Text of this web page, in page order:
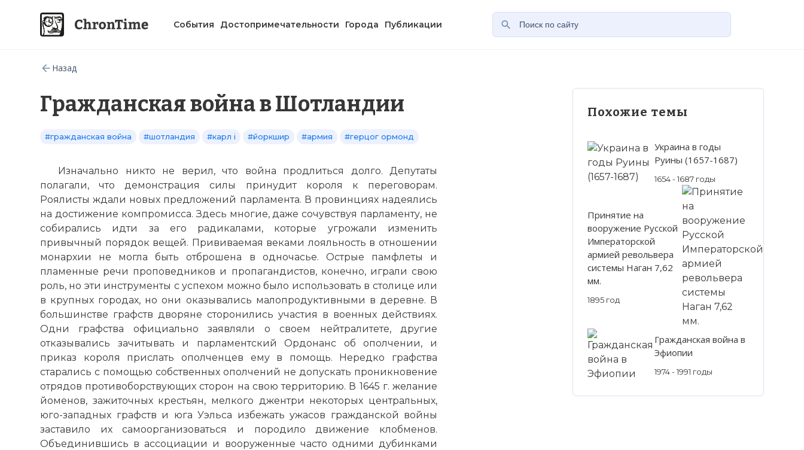
События Достопримечательности Города Публикации
Назад
Гражданская война в Шотландии
#гражданская война #шотландия #карл i #йоркшир #армия #герцог ормонд
Изначально никто не верил, что война продлиться долго. Депутаты
полагали, что демонстрация силы принудит короля к переговорам.
Роялисты ждали новых предложений парламента. В провинциях надеялись
на достижение компромисса. Здесь многие, даже сочувствуя парламенту, не
собирались идти за его радикалами, которые угрожали изменить
привычный порядок вещей. Прививаемая веками лояльность в отношении
монархии не могла быть отброшена в одночасье. Острые памфлеты и
пламенные речи проповедников и пропагандистов, конечно, играли свою
роль, но эти инструменты с успехом можно было использовать в столице или
в крупных городах, но они оказывались малопродуктивными в деревне. В
большинстве графств дворяне сторонились участия в военных действиях.
Одни графства официально заявляли о своем нейтралитете, другие
отказывались зачитывать и парламентский Ордонанс об ополчении, и
приказ короля прислать ополченцев ему в помощь. Нередко графства
старались с помощью собственных ополчений не допускать проникновение
отрядов противоборствующих сторон на свою территорию. В 1645 г. желание
йоменов, зажиточных крестьян, мелкого джентри некоторых центральных,
юго-западных графств и юга Уэльса избежать ужасов гражданской войны
заставило их самоорганизоваться и породило движение клобменов.
Объединившись в ассоциации и вооруженные часто одними дубинками
Похожие темы
Украина в годы
Руины (1657-1687)
1654 - 1687 годы
Принятие на
вооружение Русской
Императорской
армией револьвера
системы Наган 7,62
мм.
1895 год
Гражданская война в
Эфиопии
1974 - 1991 годы